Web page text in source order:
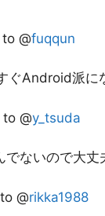
to @fuqqun
ぐAndroid派に
to @y_tsuda
でないので大丈
to @rikka1988